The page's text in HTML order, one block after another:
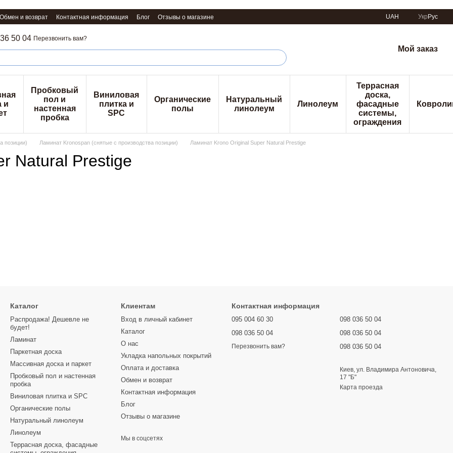
Обмен и возврат Контактная информация Блог Отзывы о магазине UAH Укр Рус
50 04 Перезвонить вам?
Мой заказ
и
Пробковый
пол и
настенная
пробка
Виниловая
плитка и
SPC
Органические
полы
Натуральный
линолеум
Линолеум
Террасная
доска,
фасадные
системы,
ограждения
позиции) Ламинат Kronospan (снятые с производства позиции) Ламинат Krono Original Super Natural Prestige
Natural Prestige
Каталог
Распродажа! Дешевле не
будет!
Ламинат
Паркетная доска
Массивная доска и паркет
Пробковый пол и настенная
пробка
Виниловая плитка и SPC
Органические полы
Натуральный линолеум
Линолеум
Террасная доска, фасадные
Клиентам
Вход в личный кабинет
Каталог
О нас
Укладка напольных покрытий
Оплата и доставка
Обмен и возврат
Контактная информация
Блог
Отзывы о магазине
Мы в соцсетях
Контактная информация
095 004 60 30
098 036 50 04
Перезвонить вам?
098 036 50 04
098 036 50 04
098 036 50 04
Киев, ул. Владимира Антоновича,
17 "Б"
Карта проезда